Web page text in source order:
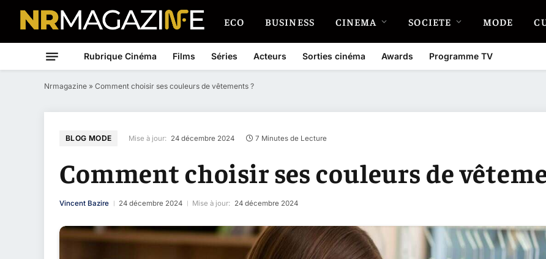
ECO BUSINESS CINEMA SOCIETE MODE
Rubrique Cinéma Films Séries Acteurs Sorties cinéma Awards Programme TV
Nrmagazine » Comment choisir ses couleurs de vêtements ?
BLOG MODE Mise à jour: 24 décembre 2024 7 Minutes de Lecture
Comment choisir ses couleurs de
Vincent Bazire 24 décembre 2024 Mise à jour: 24 décembre 2024